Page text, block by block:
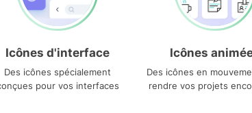
Icônes d'interface
Des icônes spécialement
pour vos interfaces
Icônes
Des icônes en
rendre vos projets